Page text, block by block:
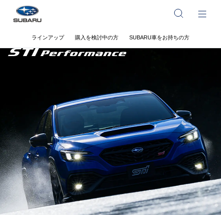
ラインアップ 購入を検討中の方 SUBARU車をお持ちの方